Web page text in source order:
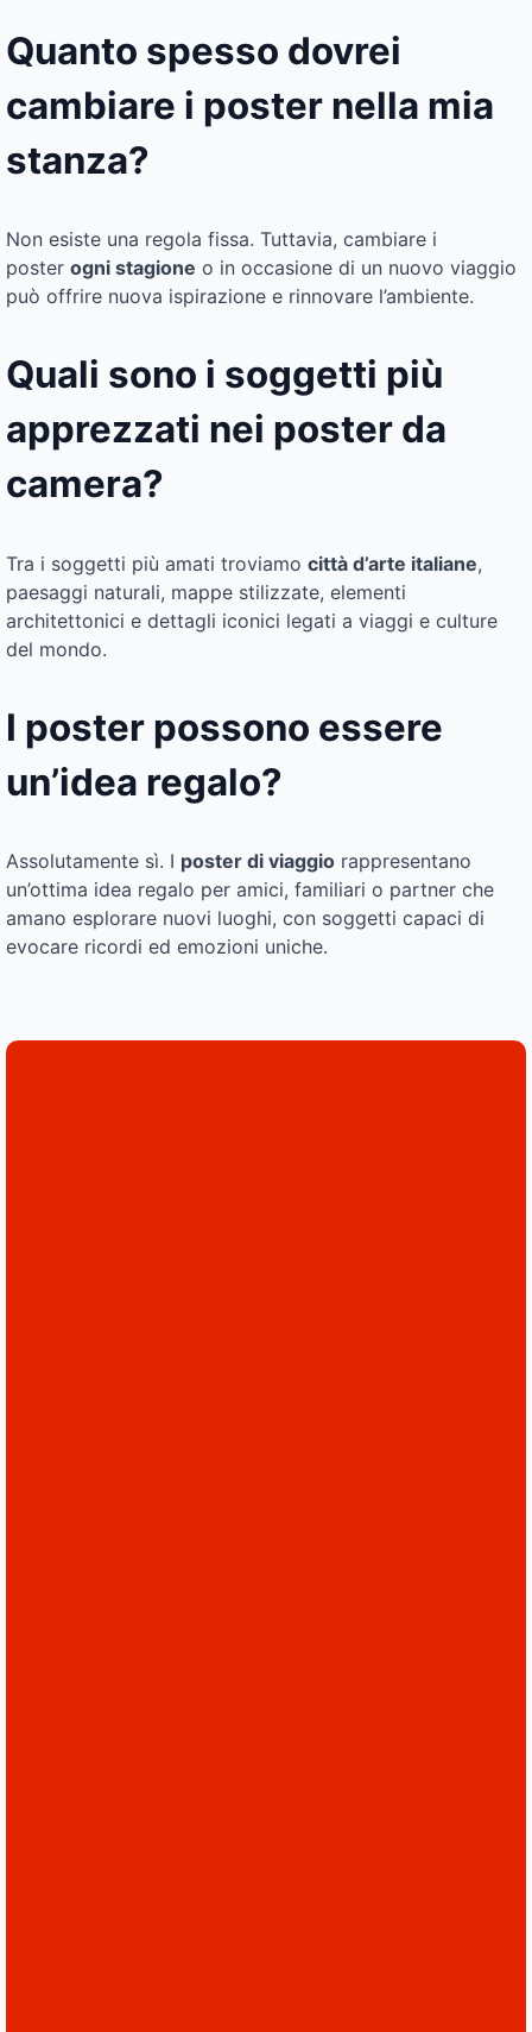
Quanto spesso dovrei
cambiare i poster nella mia
stanza?
Non esiste una regola fissa. Tuttavia, cambiare i
poster ogni stagione o in occasione di un nuovo viaggio
può offrire nuova ispirazione e rinnovare l’ambiente.
Quali sono i soggetti più
apprezzati nei poster da
camera?
Tra i soggetti più amati troviamo città d’arte italiane,
paesaggi naturali, mappe stilizzate, elementi
architettonici e dettagli iconici legati a viaggi e culture
del mondo.
I poster possono essere
un’idea regalo?
Assolutamente sì. I poster di viaggio rappresentano
un’ottima idea regalo per amici, familiari o partner che
amano esplorare nuovi luoghi, con soggetti capaci di
evocare ricordi ed emozioni uniche.